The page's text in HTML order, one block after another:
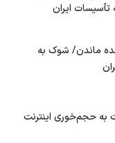
تأسیسات ایران
زنده ماندن/ شوک به
به حجم‌خوری اینترنت